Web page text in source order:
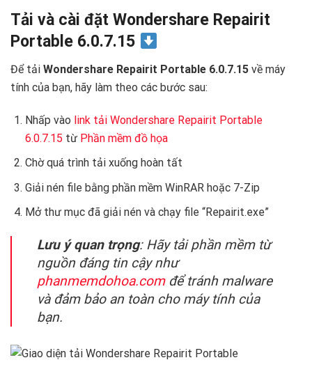
Tải và cài đặt Wondershare Repairit
Portable 6.0.7.15
Để tải Wondershare Repairit Portable 6.0.7.15 về máy
tính của bạn, hãy làm theo các bước sau:
Nhấp vào link tải Wondershare Repairit Portable
6.0.7.15 từ Phần mềm đồ họa
Chờ quá trình tải xuống hoàn tất
Giải nén file bằng phần mềm WinRAR hoặc 7-Zip
Mở thư mục đã giải nén và chạy file “Repairit.exe”
Lưu ý quan trọng: Hãy tải phần mềm từ
nguồn đáng tin cậy như
phanmemdohoa.comđể tránh malware
và đảm bảo an toàn cho máy tính của
bạn.